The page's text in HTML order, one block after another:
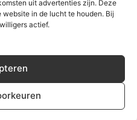
uit advertenties zijn. Deze
in de lucht te houden. Bij
actief.